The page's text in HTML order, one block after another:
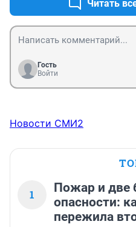
Читать
Гость
Войти
Новости СМИ2
1
Пожар и две
опасности:
пережила